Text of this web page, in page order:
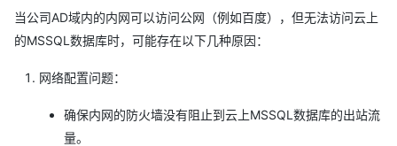
当公司AD域内的内网可以访问公网（例如百度），但无法访问云上
的MSSQL数据库时，可能存在以下几种原因：
网络配置问题：
确保内网的防火墙没有阻止到云上MSSQL数据库的出站流
量。